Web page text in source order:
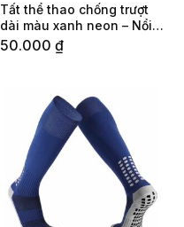
Tất thể thao chống trượt
dài màu xanh neon – Nổi
bật và tiện ích cho người
yêu vận động
50.000 ₫